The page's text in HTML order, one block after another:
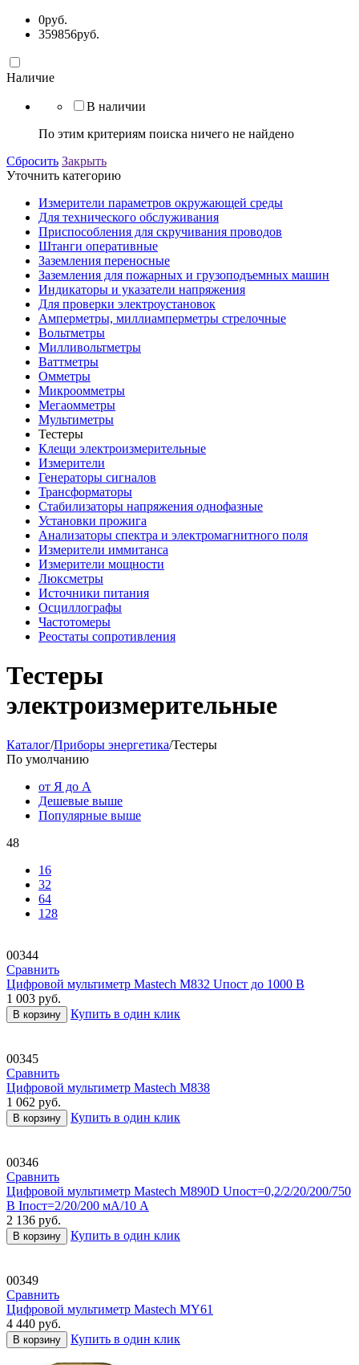
0руб.
359856руб.
Наличие
В наличии
По этим критериям поиска ничего не найдено
Сбросить Закрыть
Уточнить категорию
Измерители параметров окружающей среды
Для технического обслуживания
Приспособления для скручивания проводов
Штанги оперативные
Заземления переносные
Заземления для пожарных и грузоподъемных машин
Индикаторы и указатели напряжения
Для проверки электроустановок
Амперметры, миллиамперметры стрелочные
Вольтметры
Милливольтметры
Ваттметры
Омметры
Микроомметры
Мегаомметры
Мультиметры
Тестеры
Клещи электроизмерительные
Измерители
Генераторы сигналов
Трансформаторы
Стабилизаторы напряжения однофазные
Установки прожига
Анализаторы спектра и электромагнитного поля
Измерители иммитанса
Измерители мощности
Люксметры
Источники питания
Осциллографы
Частотомеры
Реостаты сопротивления
Тестеры
электроизмерительные
Каталог/Приборы энергетика/Тестеры
По умолчанию
от Я до А
Дешевые выше
Популярные выше
48
16
32
64
128
00344
Сравнить
Цифровой мультиметр Mastech M832 Uпост до 1000 В
1 003 руб.
В корзину Купить в один клик
00345
Сравнить
Цифровой мультиметр Mastech M838
1 062 руб.
В корзину Купить в один клик
00346
Сравнить
Цифровой мультиметр Mastech M890D Uпост=0,2/2/20/200/750
В Iпост=2/20/200 мА/10 А
2 136 руб.
В корзину Купить в один клик
00349
Сравнить
Цифровой мультиметр Mastech MY61
4 440 руб.
В корзину Купить в один клик